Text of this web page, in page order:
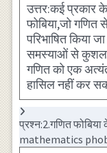
उत्तर:कई प्रकार
फोबिया,जो गणित
परिभाषित किया
समस्याओं से
गणित को एक
हासिल नहीं कर
प्रश्न:2.गणित
mathematics